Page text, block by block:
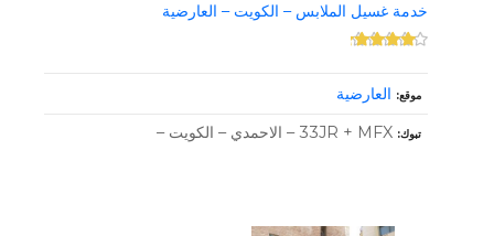
خدمة غسيل الملابس – الكويت – العارضية
موقع العارضية
تبوك 33JR + MFX – الاحمدي – الكويت –